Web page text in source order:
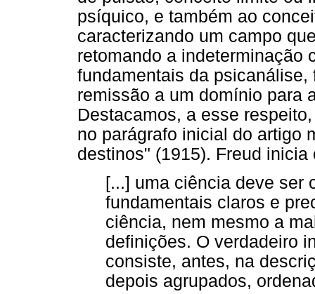
psíquico, e também ao
caracterizando um campo
retomando a indeterminação
fundamentais da
remissão a um domínio para
Destacamos, a esse
no parágrafo inicial do artigo
destinos" (1915). Freud
[...] uma ciência deve ser
fundamentais claros e
ciência, nem mesmo a
definições. O verdadeiro
consiste, antes, na
depois agrupados,